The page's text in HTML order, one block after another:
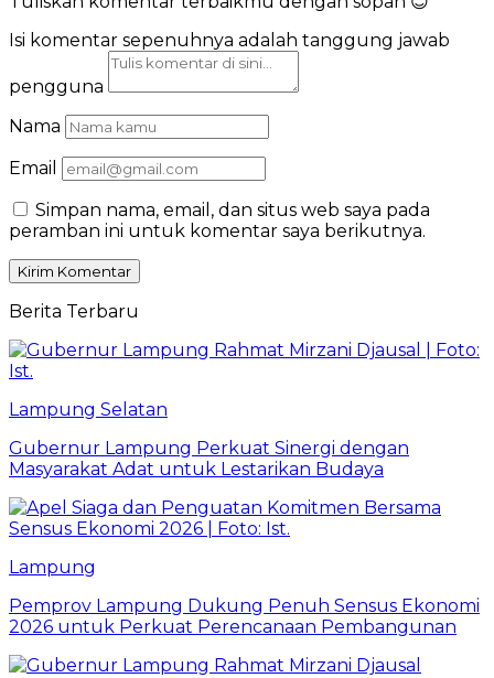
Isi komentar sepenuhnya adalah tanggung jawab
pengguna
Nama
Email
Simpan nama, email, dan situs web saya pada
peramban ini untuk komentar saya berikutnya.
Berita Terbaru
Lampung Selatan
Gubernur Lampung Perkuat Sinergi dengan
Masyarakat Adat untuk Lestarikan Budaya
Lampung
Pemprov Lampung Dukung Penuh Sensus Ekonomi
2026 untuk Perkuat Perencanaan Pembangunan